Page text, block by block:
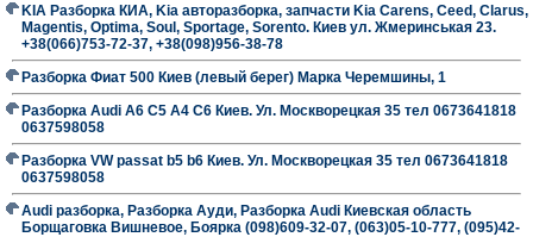
KIA Разборка КИА, Kia авторазборка, запчасти Kia Carens, Ceed, Clarus,
Magentis, Optima, Soul, Sportage, Sorento. Киев ул. Жмеринськая 23.
+38(066)753-72-37, +38(098)956-38-78
Разборка Фиат 500 Киев (левый берег) Марка Черемшины, 1
Разборка Audi A6 C5 A4 C6 Киев. Ул. Москворецкая 35 тел 0673641818
0637598058
Разборка VW passat b5 b6 Киев. Ул. Москворецкая 35 тел 0673641818
0637598058
Audi разборка, Разборка Ауди, Разборка Audi Киевская область
Борщаговка Вишневое, Боярка (098)609-32-07, (063)05-10-777, (095)42-